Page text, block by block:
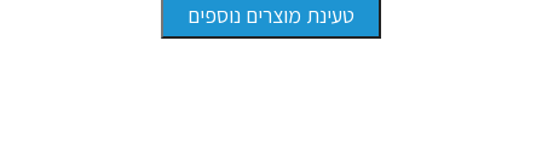
טעינת מוצרים נוספים